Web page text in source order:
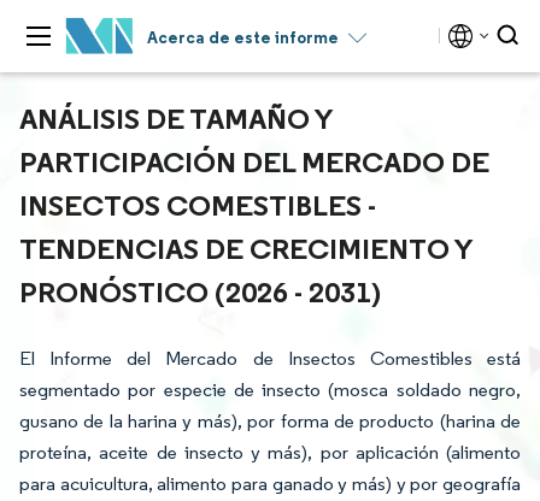
Acerca de este informe
ANÁLISIS DE TAMAÑO Y
PARTICIPACIÓN DEL MERCADO DE
INSECTOS COMESTIBLES -
TENDENCIAS DE CRECIMIENTO Y
PRONÓSTICO (2026 - 2031)
El Informe del Mercado de Insectos Comestibles está
segmentado por especie de insecto (mosca soldado negro,
gusano de la harina y más), por forma de producto (harina de
proteína, aceite de insecto y más), por aplicación (alimento
para acuicultura, alimento para ganado y más) y por geografía